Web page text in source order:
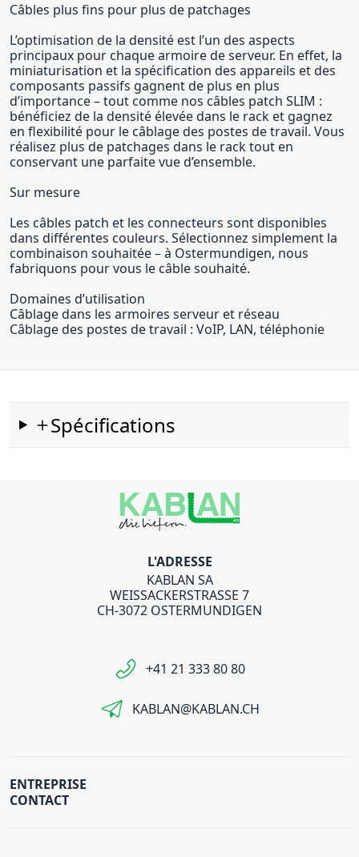
Câbles plus fins pour plus de patchages
L’optimisation de la densité est l’un des aspects
principaux pour chaque armoire de serveur. En effet, la
miniaturisation et la spécification des appareils et des
composants passifs gagnent de plus en plus
d’importance – tout comme nos câbles patch SLIM :
bénéficiez de la densité élevée dans le rack et gagnez
en flexibilité pour le câblage des postes de travail. Vous
réalisez plus de patchages dans le rack tout en
conservant une parfaite vue d’ensemble.
Sur mesure
Les câbles patch et les connecteurs sont disponibles
dans différentes couleurs. Sélectionnez simplement la
combinaison souhaitée – à Ostermundigen, nous
fabriquons pour vous le câble souhaité.
Domaines d’utilisation
Câblage dans les armoires serveur et réseau
Câblage des postes de travail : VoIP, LAN, téléphonie
Spécifications
L'ADRESSE
KABLAN SA
WEISSACKERSTRASSE 7
CH-3072 OSTERMUNDIGEN
+41 21 333 80 80
KABLAN@KABLAN.CH
ENTREPRISE
CONTACT